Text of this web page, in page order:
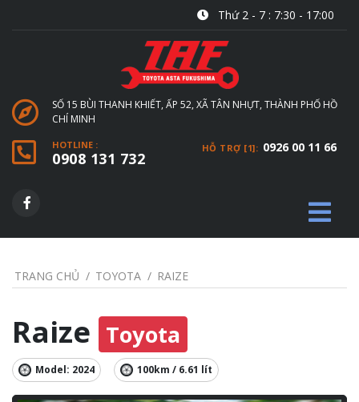
Thứ 2 - 7 : 7:30 - 17:00
SỐ 15 BÙI THANH KHIẾT, ẤP 52, XÃ TÂN NHỰT, THÀNH PHỐ HỒ
CHÍ MINH
HOTLINE :
0908 131 732
HỖ TRỢ [1]: 0926 00 11 66
TRANG CHỦ TOYOTA RAIZE
Raize Toyota
Model: 2024 100km / 6.61 lít